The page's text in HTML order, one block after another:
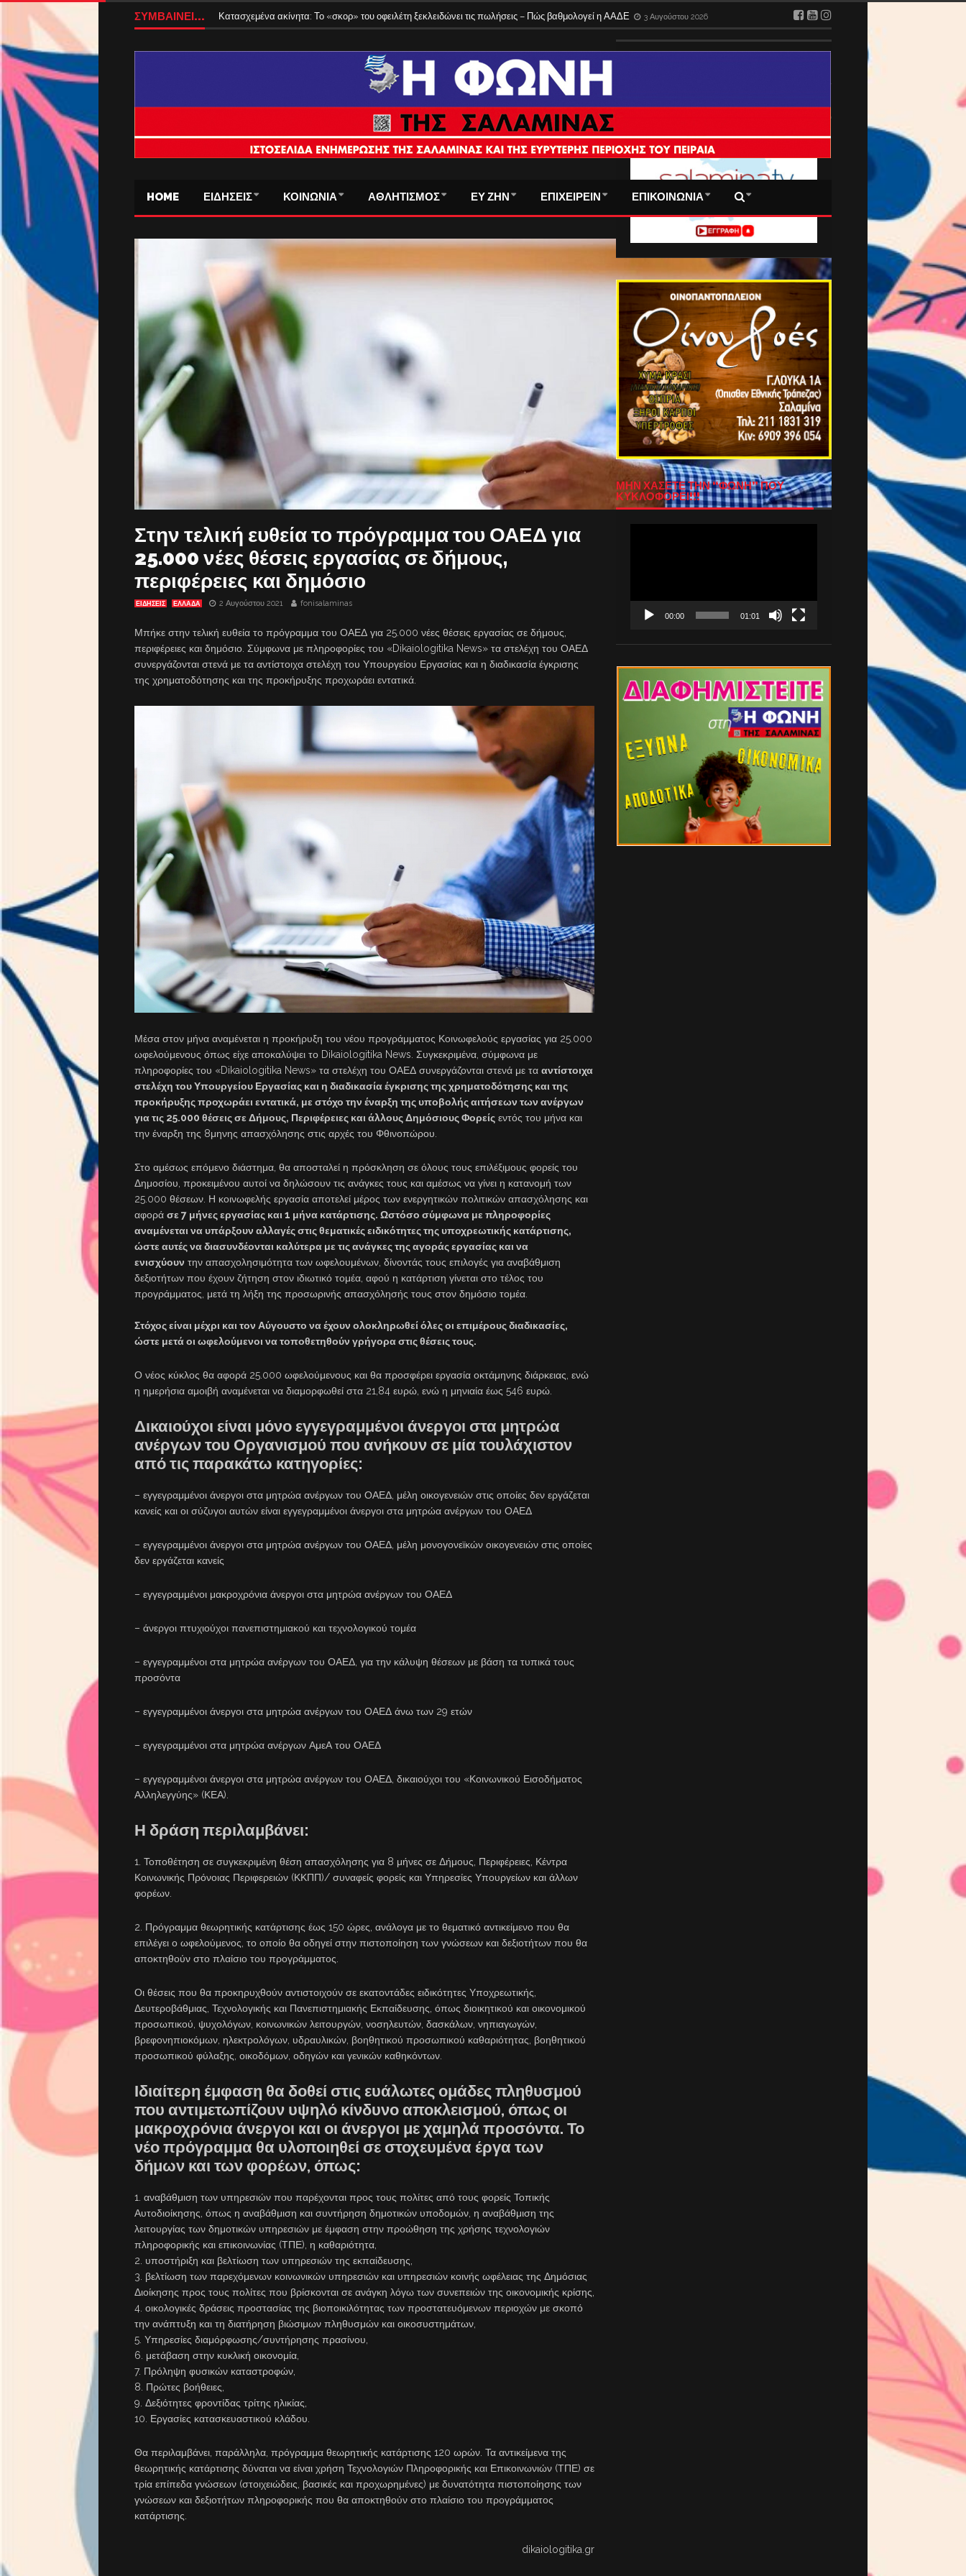
ΣΥΜΒΑΙΝΕΙ... Κατασχεμένα ακίνητα: Το «σκορ» του οφειλέτη ξεκλειδώνει τις πωλήσεις – Πώς βαθμολογεί η ΑΑΔΕ 3 Αυγούστου 2026
ΕΝΦΙΑ 2027: Αλλάζει ο τρόπος υπολογισμού 3 Αυγούστου 2026
HOME ΕΙΔΗΣΕΙΣ ΚΟΙΝΩΝΙΑ ΑΘΛΗΤΙΣΜΟΣ ΕΥ ΖΗΝ ΕΠΙΧΕΙΡΕΙΝ ΕΠΙΚΟΙΝΩΝΙΑ
Στην τελική ευθεία το πρόγραμμα του ΟΑΕΔ για
25.000 νέες θέσεις εργασίας σε δήμους,
περιφέρειες και δημόσιο
ΕΙΔΗΣΕΙΣ ΕΛΛΑΔΑ 2 Αυγούστου 2021 fonisalaminas
Μπήκε στην τελική ευθεία το πρόγραμμα του ΟΑΕΔ για 25.000 νέες θέσεις εργασίας σε δήμους,
περιφέρειες και δημόσιο. Σύμφωνα με πληροφορίες του «Dikaiologitika News» τα στελέχη του ΟΑΕΔ
συνεργάζονται στενά με τα αντίστοιχα στελέχη του Υπουργείου Εργασίας και η διαδικασία έγκρισης
της χρηματοδότησης και της προκήρυξης προχωράει εντατικά.
Μέσα στον μήνα αναμένεται η προκήρυξη του νέου προγράμματος Κοινωφελούς εργασίας για 25.000
ωφελούμενους όπως είχε αποκαλύψει το Dikaiologitika News. Συγκεκριμένα, σύμφωνα με
πληροφορίες του «Dikaiologitika News» τα στελέχη του ΟΑΕΔ συνεργάζονται στενά με τα αντίστοιχα
στελέχη του Υπουργείου Εργασίας και η διαδικασία έγκρισης της χρηματοδότησης και της
προκήρυξης προχωράει εντατικά, με στόχο την έναρξη της υποβολής αιτήσεων των ανέργων
για τις 25.000 θέσεις σε Δήμους, Περιφέρειες και άλλους Δημόσιους Φορείς εντός του μήνα και
την έναρξη της 8μηνης απασχόλησης στις αρχές του Φθινοπώρου.
Στο αμέσως επόμενο διάστημα, θα αποσταλεί η πρόσκληση σε όλους τους επιλέξιμους φορείς του
Δημοσίου, προκειμένου αυτοί να δηλώσουν τις ανάγκες τους και αμέσως να γίνει η κατανομή των
25.000 θέσεων. Η κοινωφελής εργασία αποτελεί μέρος των ενεργητικών πολιτικών απασχόλησης και
αφορά σε 7 μήνες εργασίας και 1 μήνα κατάρτισης. Ωστόσο σύμφωνα με πληροφορίες
αναμένεται να υπάρξουν αλλαγές στις θεματικές ειδικότητες της υποχρεωτικής κατάρτισης,
ώστε αυτές να διασυνδέονται καλύτερα με τις ανάγκες της αγοράς εργασίας και να
ενισχύουν την απασχολησιμότητα των ωφελουμένων, δίνοντάς τους επιλογές για αναβάθμιση
δεξιοτήτων που έχουν ζήτηση στον ιδιωτικό τομέα, αφού η κατάρτιση γίνεται στο τέλος του
προγράμματος, μετά τη λήξη της προσωρινής απασχόλησής τους στον δημόσιο τομέα.
Στόχος είναι μέχρι και τον Αύγουστο να έχουν ολοκληρωθεί όλες οι επιμέρους διαδικασίες,
ώστε μετά οι ωφελούμενοι να τοποθετηθούν γρήγορα στις θέσεις τους.
Ο νέος κύκλος θα αφορά 25.000 ωφελούμενους και θα προσφέρει εργασία οκτάμηνης διάρκειας, ενώ
η ημερήσια αμοιβή αναμένεται να διαμορφωθεί στα 21,84 ευρώ, ενώ η μηνιαία έως 546 ευρώ.
Δικαιούχοι είναι μόνο εγγεγραμμένοι άνεργοι στα μητρώα
ανέργων του Οργανισμού που ανήκουν σε μία τουλάχιστον
από τις παρακάτω κατηγορίες:
– εγγεγραμμένοι άνεργοι στα μητρώα ανέργων του ΟΑΕΔ, μέλη οικογενειών στις οποίες δεν εργάζεται
κανείς και οι σύζυγοι αυτών είναι εγγεγραμμένοι άνεργοι στα μητρώα ανέργων του ΟΑΕΔ
– εγγεγραμμένοι άνεργοι στα μητρώα ανέργων του ΟΑΕΔ, μέλη μονογονεϊκών οικογενειών στις οποίες
δεν εργάζεται κανείς
– εγγεγραμμένοι μακροχρόνια άνεργοι στα μητρώα ανέργων του ΟΑΕΔ
– άνεργοι πτυχιούχοι πανεπιστημιακού και τεχνολογικού τομέα
– εγγεγραμμένοι στα μητρώα ανέργων του ΟΑΕΔ, για την κάλυψη θέσεων με βάση τα τυπικά τους
προσόντα
– εγγεγραμμένοι άνεργοι στα μητρώα ανέργων του ΟΑΕΔ άνω των 29 ετών
– εγγεγραμμένοι στα μητρώα ανέργων ΑμεΑ του ΟΑΕΔ
– εγγεγραμμένοι άνεργοι στα μητρώα ανέργων του ΟΑΕΔ, δικαιούχοι του «Κοινωνικού Εισοδήματος
Αλληλεγγύης» (ΚΕΑ).
Η δράση περιλαμβάνει:
1. Τοποθέτηση σε συγκεκριμένη θέση απασχόλησης για 8 μήνες σε Δήμους, Περιφέρειες, Κέντρα
Κοινωνικής Πρόνοιας Περιφερειών (ΚΚΠΠ)/ συναφείς φορείς και Υπηρεσίες Υπουργείων και άλλων
φορέων.
2. Πρόγραμμα θεωρητικής κατάρτισης έως 150 ώρες, ανάλογα με το θεματικό αντικείμενο που θα
επιλέγει ο ωφελούμενος, το οποίο θα οδηγεί στην πιστοποίηση των γνώσεων και δεξιοτήτων που θα
αποκτηθούν στο πλαίσιο του προγράμματος.
Οι θέσεις που θα προκηρυχθούν αντιστοιχούν σε εκατοντάδες ειδικότητες Υποχρεωτικής,
Δευτεροβάθμιας, Τεχνολογικής και Πανεπιστημιακής Εκπαίδευσης, όπως διοικητικού και οικονομικού
προσωπικού, ψυχολόγων, κοινωνικών λειτουργών, νοσηλευτών, δασκάλων, νηπιαγωγών,
βρεφονηπιοκόμων, ηλεκτρολόγων, υδραυλικών, βοηθητικού προσωπικού καθαριότητας, βοηθητικού
προσωπικού φύλαξης, οικοδόμων, οδηγών και γενικών καθηκόντων.
Ιδιαίτερη έμφαση θα δοθεί στις ευάλωτες ομάδες πληθυσμού
που αντιμετωπίζουν υψηλό κίνδυνο αποκλεισμού, όπως οι
μακροχρόνια άνεργοι και οι άνεργοι με χαμηλά προσόντα. Το
νέο πρόγραμμα θα υλοποιηθεί σε στοχευμένα έργα των
δήμων και των φορέων, όπως:
1. αναβάθμιση των υπηρεσιών που παρέχονται προς τους πολίτες από τους φορείς Τοπικής
Αυτοδιοίκησης, όπως η αναβάθμιση και συντήρηση δημοτικών υποδομών, η αναβάθμιση της
λειτουργίας των δημοτικών υπηρεσιών με έμφαση στην προώθηση της χρήσης τεχνολογιών
πληροφορικής και επικοινωνίας (ΤΠΕ), η καθαριότητα,
2. υποστήριξη και βελτίωση των υπηρεσιών της εκπαίδευσης,
3. βελτίωση των παρεχόμενων κοινωνικών υπηρεσιών και υπηρεσιών κοινής ωφέλειας της Δημόσιας
Διοίκησης προς τους πολίτες που βρίσκονται σε ανάγκη λόγω των συνεπειών της οικονομικής κρίσης,
4. οικολογικές δράσεις προστασίας της βιοποικιλότητας των προστατευόμενων περιοχών με σκοπό
την ανάπτυξη και τη διατήρηση βιώσιμων πληθυσμών και οικοσυστημάτων,
5. Υπηρεσίες διαμόρφωσης/συντήρησης πρασίνου,
6. μετάβαση στην κυκλική οικονομία,
7. Πρόληψη φυσικών καταστροφών,
8. Πρώτες βοήθειες,
9. Δεξιότητες φροντίδας τρίτης ηλικίας,
10. Εργασίες κατασκευαστικού κλάδου.
Θα περιλαμβάνει, παράλληλα, πρόγραμμα θεωρητικής κατάρτισης 120 ωρών. Τα αντικείμενα της
θεωρητικής κατάρτισης δύναται να είναι χρήση Τεχνολογιών Πληροφορικής και Επικοινωνιών (ΤΠΕ) σε
τρία επίπεδα γνώσεων (στοιχειώδεις, βασικές και προχωρημένες) με δυνατότητα πιστοποίησης των
γνώσεων και δεξιοτήτων πληροφορικής που θα αποκτηθούν στο πλαίσιο του προγράμματος
κατάρτισης.
dikaiologitika.gr
ΜΗΝ ΧΑΣΕΤΕ ΤΗΝ “ΦΩΝΗ” ΠΟΥ
ΚΥΚΛΟΦΟΡΕΙ!!!
00:00 01:01